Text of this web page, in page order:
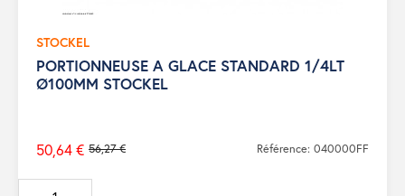
STOCKEL
PORTIONNEUSE A GLACE STANDARD 1/4LT
Ø100MM STOCKEL
Prix
de
56,27 €
50,64 € Référence: 040000FF